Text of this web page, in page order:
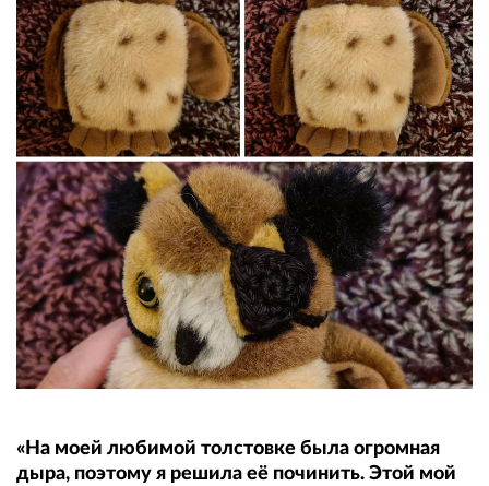
«На моей любимой толстовке была огромная
дыра, поэтому я решила её починить. Этой мой